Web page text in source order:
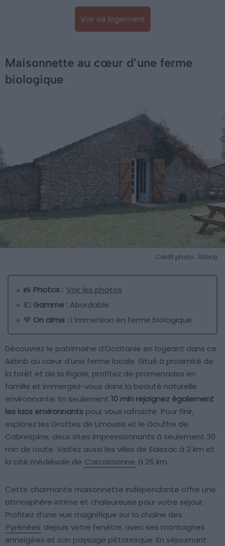
Voir ce logement
Maisonnette au cœur d’une ferme
biologique
Crédit photo : Airbnb
📸 Photos : Voir les photos
💶 Gamme : Abordable
💙 On aime : L’immersion en ferme biologique
Découvrez le patrimoine d’Occitanie en logeant dans ce
Airbnb au cœur d’une ferme locale. Situé à proximité de
la forêt et de la Rigole, profitez de promenades en
famille et immergez-vous dans la beauté naturelle
environnante. En seulement 10 min rejoignez également
les lacs environnants pour vous rafraîchir. Pour finir,
explorez les Grottes de Limousis et le Gouffre de
Cabrespine, deux sites impressionnants à seulement 30
min de route. Visitez aussi les villes de Saissac à 3 km et
la cité médiévale de Carcassonne à 25 km.
Cette charmante maisonnette indépendante offre une
atmosphère intime et chaleureuse pour votre séjour.
Profitez d’une vue magnifique sur la chaîne des
Pyrénées depuis votre fenêtre, avec ses montagnes
enneigées et son paysage pittoresque. En séjournant